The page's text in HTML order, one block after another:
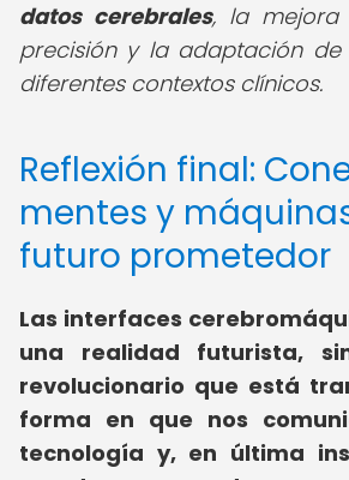
datos cerebrales, la mejora
precisión y la adaptación
diferentes contextos clínicos.
Reflexión final:
mentes y
futuro prometedor
Las interfaces
una realidad futurista,
revolucionario que está
forma en que nos
tecnología y, en última